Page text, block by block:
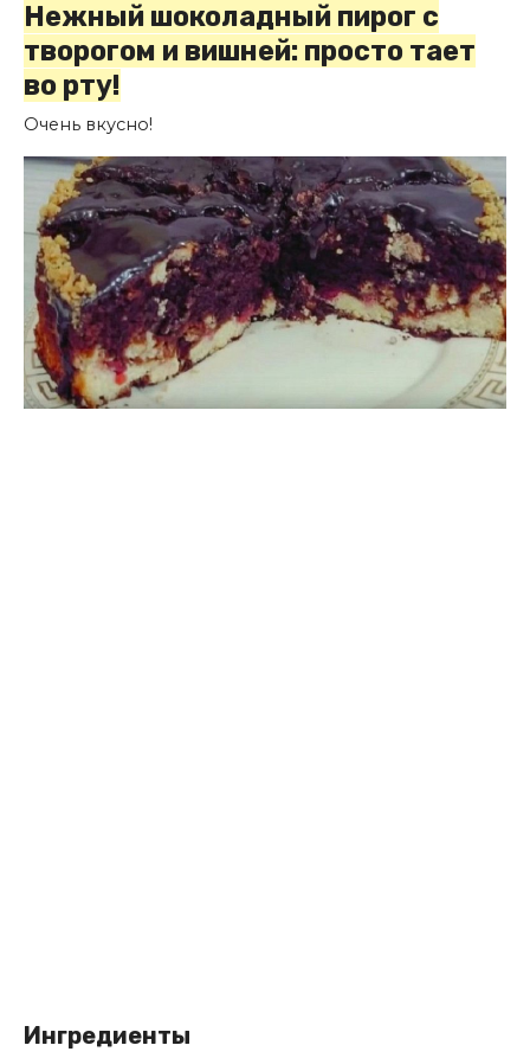
Нежный шоколадный пирог с
творогом и вишней: просто тает
во рту!
Очень вкусно!
Ингредиенты